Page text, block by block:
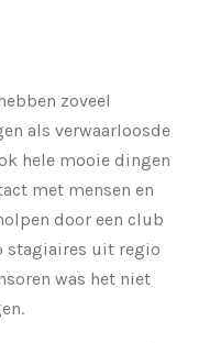
zoveel
als verwaarloosde
hele mooie dingen
met mensen en
door een club
stagiaires uit regio
was het niet